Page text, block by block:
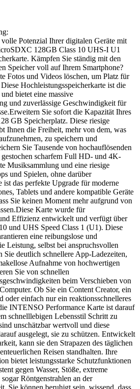
volle Potenzial Ihrer digitalen Geräte mit
128GB Class 10 UHS-I U1
Kämpfen Sie ständig mit den
Speicher voll auf Ihrem Smartphone?
Fotos und Videos löschen, um Platz für
Hochleistungsspeicherkarte ist die
bietet eine massive
und zuverlässige Geschwindigkeit für
Sie sofort die Kapazität Ihres
GB Speicherplatz. Diese riesige
Ihnen die Freiheit, mehr von dem, was
zu speichern und
Sie Tausende von hochauflösenden
gestochen scharfem Full HD- und 4K-
Musiksammlung und eine riesige
und Spielen, ohne darüber
ist das perfekte Upgrade für moderne
Tablets und andere kompatible Geräte
Sie keinen Moment mehr aufgrund von
Karte wurde für
Effizienz entwickelt und verfügt über
und UHS Speed Class 1 (U1). Diese
eine reibungslose und
Leistung, selbst bei anspruchsvollen
Sie deutlich schnellere App-Ladezeiten,
Aufnahme von hochwertigen
Sie von schnellen
beim Verschieben von
Ob Sie ein Content Creator, ein
oder einfach nur ein reaktionsschnelleres
INTENSO Performance Karte ist darauf
schnelllebigen Lebensstil Schritt zu
unschätzbar wertvoll und diese
ausgelegt, sie zu schützen. Entwickelt
kann sie den Strapazen des täglichen
Reisen standhalten. Ihre
bietet leistungsstarke Schutzfunktionen
gegen Wasser, Stöße, extreme
Röntgenstrahlen an der
Sie können beruhigt sein, wissend, dass